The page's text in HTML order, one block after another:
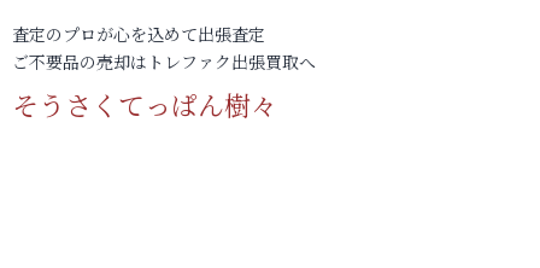
査定のプロが心を込めて出張査定
ご不要品の売却はトレファク出張買取へ
そうさくてっぱん樹々